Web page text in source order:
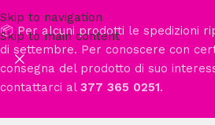
Skip to navigation
Skip to main content
📦 Per alcuni prodotti le spedizioni
di settembre. Per conoscere con
consegna del prodotto di suo
contattarci al 377 365 0251.